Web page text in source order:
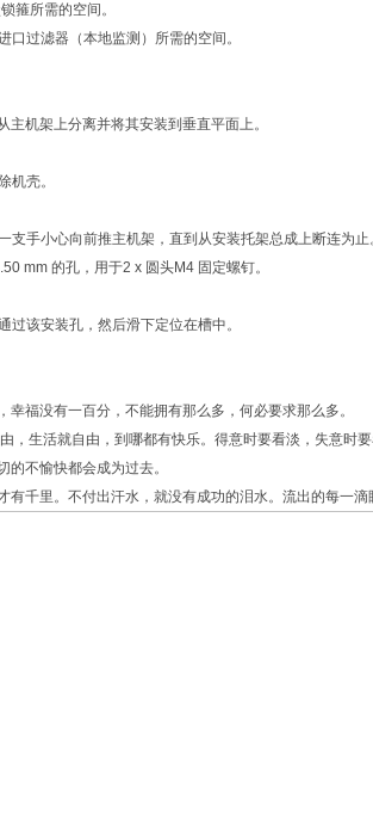
箍所需的空间。
过滤器（本地监测）所需的空间。
机架上分离并将其安装到垂直平面上。
机壳。
支手小心向前推主机架，直到从安装托架总成上断连为止
mm 的孔，用于2 x 圆头M4 固定螺钉。
该安装孔，然后滑下定位在槽中。
福没有一百分，不能拥有那么多，何必要求那么多。
，生活就自由，到哪都有快乐。得意时要看淡，失意时
不愉快都会成为过去。
有千里。不付出汗水，就没有成功的泪水。流出的每一